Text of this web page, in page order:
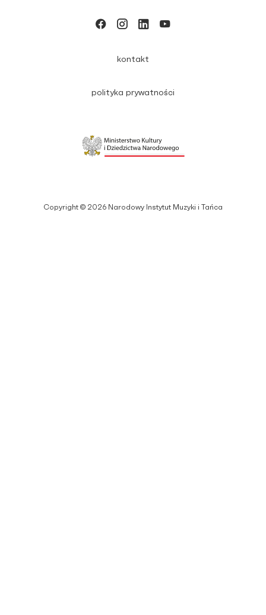
Copyright © 2026 Narodowy Instytut Muzyki i Tańca
kontakt
polityka prywatności